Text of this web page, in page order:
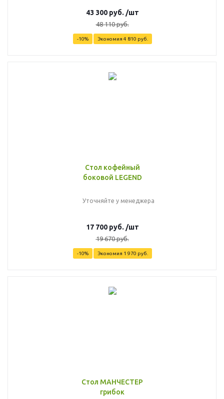
43 300руб. /шт
48 110руб.
-10% Экономия 4 810 руб.
Стол кофейный
боковой LEGEND
Уточняйте у менеджера
17 700руб. /шт
19 670руб.
-10% Экономия 1 970 руб.
Стол МАНЧЕСТЕР
грибок